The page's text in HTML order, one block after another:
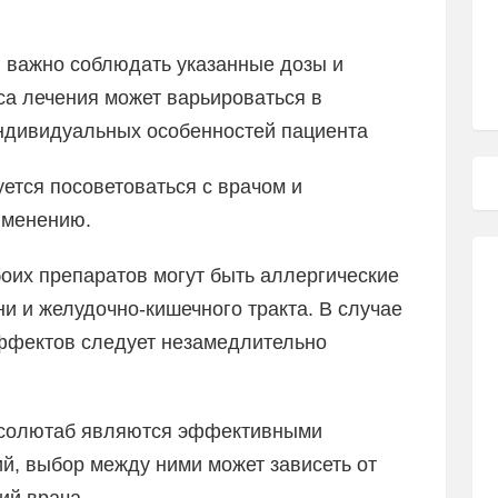
соблюдать указанные дозы и
лечения может варьироваться в
особенностей пациента
посоветоваться с врачом и
препаратов могут быть аллергические
и желудочно-кишечного тракта. В случае
следует незамедлительно
являются эффективными
выбор между ними может зависеть от